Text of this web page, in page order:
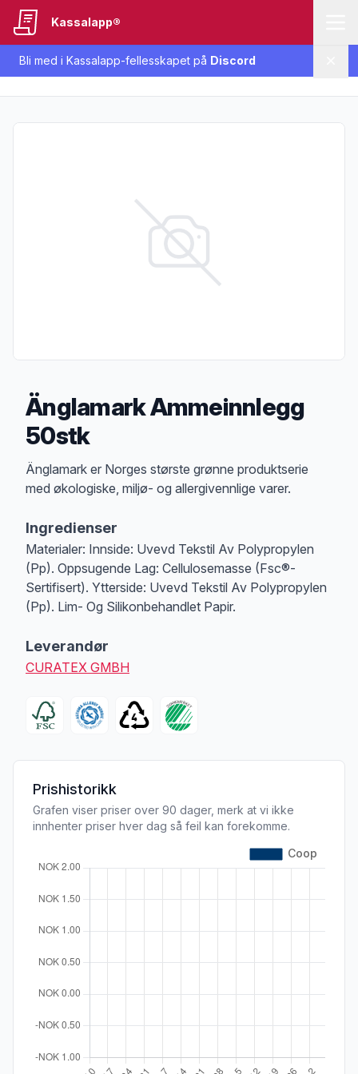
Bli med i Kassalapp-fellesskapet på Discord
Kassalapp®
Änglamark Ammeinnlegg
50stk
Produktbeskrivelse
Änglamark er Norges største grønne produktserie
med økologiske, miljø- og allergivennlige varer.
Ingredienser
Materialer: Innside: Uvevd Tekstil Av Polypropylen
(Pp). Oppsugende Lag: Cellulosemasse (Fsc®-
Sertifisert). Ytterside: Uvevd Tekstil Av Polypropylen
(Pp). Lim- Og Silikonbehandlet Papir.
Leverandør
CURATEX GMBH
Prishistorikk
Grafen viser priser over 90 dager, merk at vi ikke
innhenter priser hver dag så feil kan forekomme.